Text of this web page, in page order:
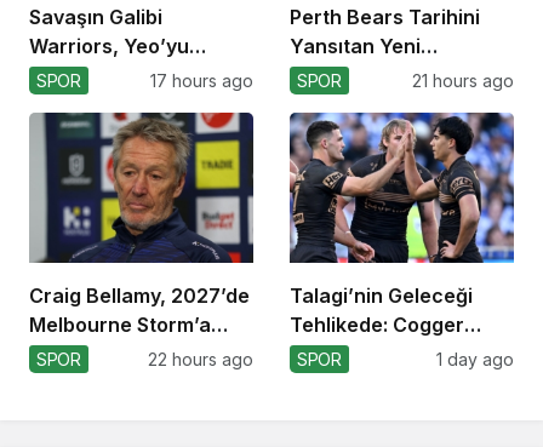
Savaşın Galibi
Warriors, Yeo’yu
Kaybetti!
SPOR 17 hours ago
Perth Bears Tarihini
Yansıtan Yeni
Formasını Tanıttı
SPOR 21 hours ago
Craig Bellamy, 2027’de
Melbourne Storm’a
Dönüyor!
SPOR 22 hours ago
Talagi’nin Geleceği
Tehlikede: Cogger
Tercihi!
SPOR 1 day ago